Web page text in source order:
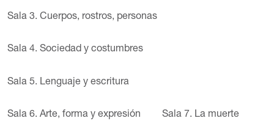
Sala 3. Cuerpos, rostros, personas
Sala 4. Sociedad y costumbres
Sala 5. Lenguaje y escritura
Sala 6. Arte, forma y expresión Sala 7. La muerte